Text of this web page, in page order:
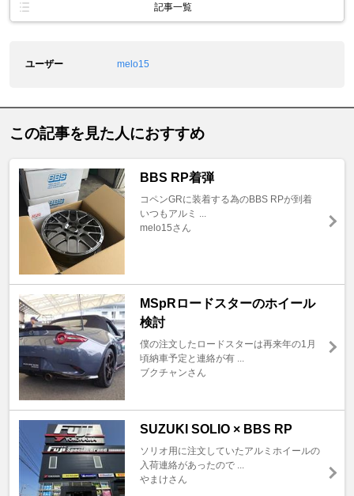
記事一覧
ユーザー melo15
この記事を見た人におすすめ
BBS RP着弾
コペンGRに装着する為のBBS RPが到着
いつもアルミ ...
melo15さん
MSpRロードスターのホイール
検討
僕の注文したロードスターは再来年の1月
頃納車予定と連絡が有 ...
ブクチャンさん
SUZUKI SOLIO × BBS RP
ソリオ用に注文していたアルミホイールの
入荷連絡があったので ...
やまけさん